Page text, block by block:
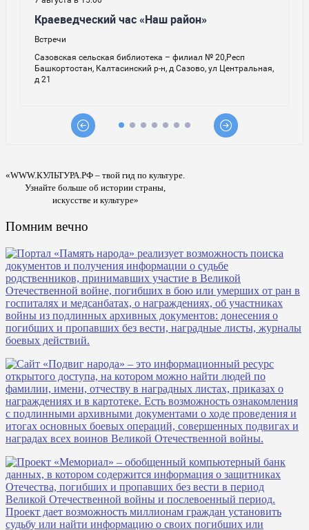
«WWW.КУЛЬТУРА.РФ – твой гид по культуре.
Узнайте больше об истории страны,
искусстве и культуре»
Помним вечно